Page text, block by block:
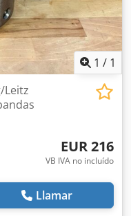
1 / 1
Leitz
EUR 216
VB IVA no incluído
Llamar